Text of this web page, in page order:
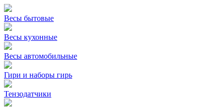
Весы бытовые
Весы кухонные
Весы автомобильные
Гири и наборы гирь
Тензодатчики